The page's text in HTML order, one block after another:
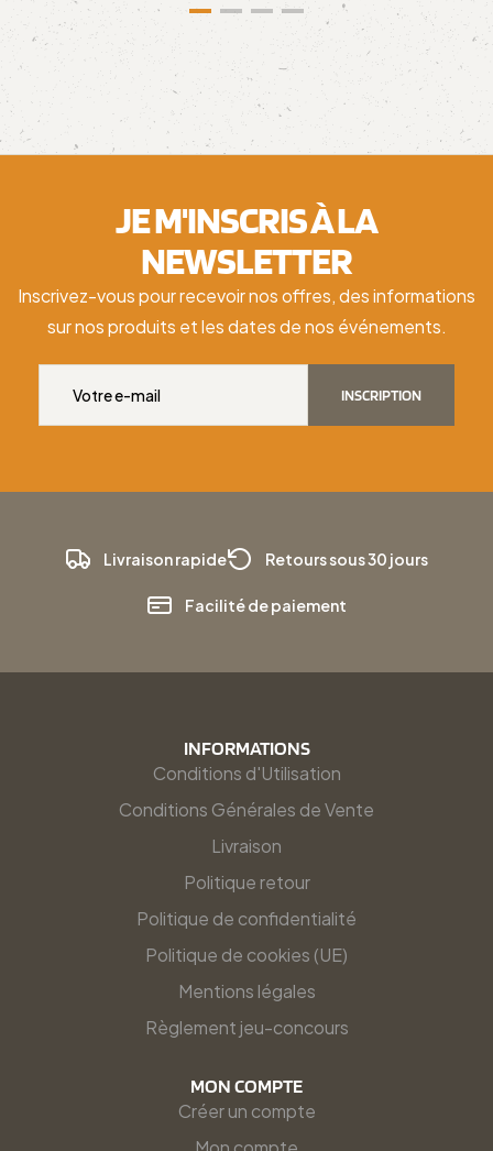
JE M'INSCRIS À LA
NEWSLETTER
Inscrivez-vous pour recevoir nos offres, des informations
sur nos produits et les dates de nos événements.
INSCRIPTION
Livraison rapide Retours sous 30 jours
Facilité de paiement
INFORMATIONS
Conditions d'Utilisation
Conditions Générales de Vente
Livraison
Politique retour
Politique de confidentialité
Politique de cookies (UE)
Mentions légales
Règlement jeu-concours
MON COMPTE
Créer un compte